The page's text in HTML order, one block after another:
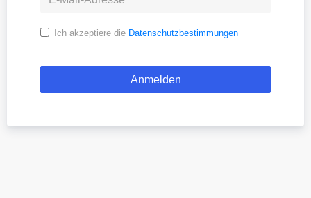
Ich akzeptiere die Datenschutzbestimmungen